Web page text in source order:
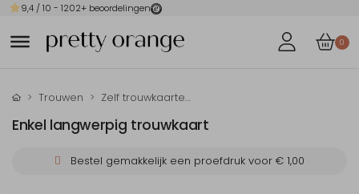
9,4 / 10 - 1202+ beoordelingen
0
Trouwen Zelf trouwkaarten maken
Enkel langwerpig trouwkaart
Bestel gemakkelijk een proefdruk voor € 1,00